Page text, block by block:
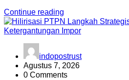
Continue reading
indopostrust
Agustus 7, 2026
0 Comments